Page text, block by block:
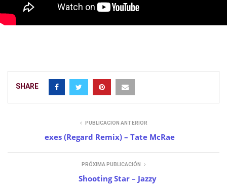
SHARE
PUBLICACIÓN ANTERIOR
exes (Regard Remix) – Tate McRae
PRÓXIMA PUBLICACIÓN
Shooting Star – Jazzy